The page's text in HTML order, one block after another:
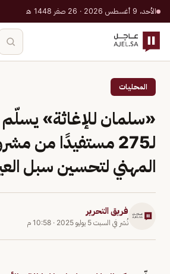
الأحد، 9 أغسطس 2026 · 26 صفر 1448 هـ
المحليات
«سلمان للإغاثة»
لـ275 مستفيدًا من
المهني لتحسين سبل
فريق التحرير
نُشر في السبت 5 يوليو 2025 · 10:58 م